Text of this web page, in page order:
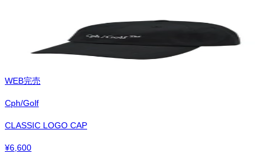
WEB完売
Cph/Golf
CLASSIC LOGO CAP
¥6,600